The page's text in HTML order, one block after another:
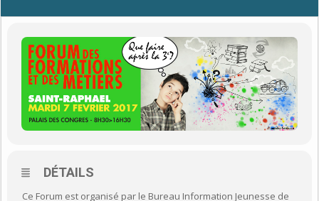
DÉTAILS
Ce Forum est organisé par le Bureau Information Jeunesse de